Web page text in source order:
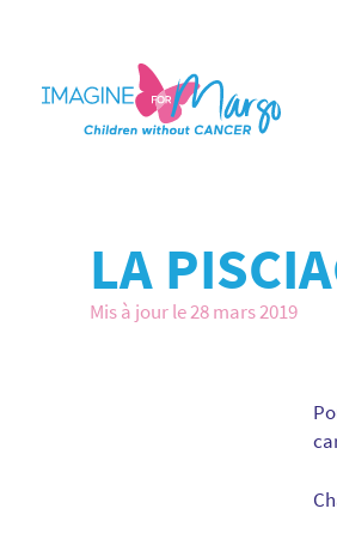
LA
Mis à jour le 28 mars 2019